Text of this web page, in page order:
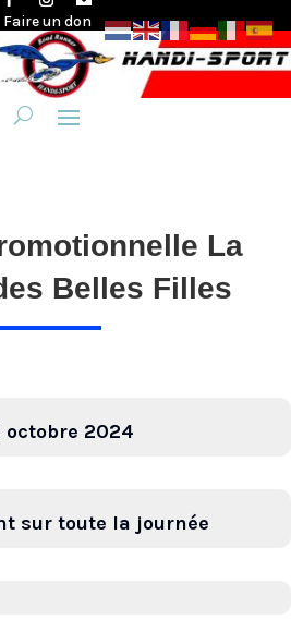
Faire un don
La
Belles Filles
octobre 2024
sur toute la journée